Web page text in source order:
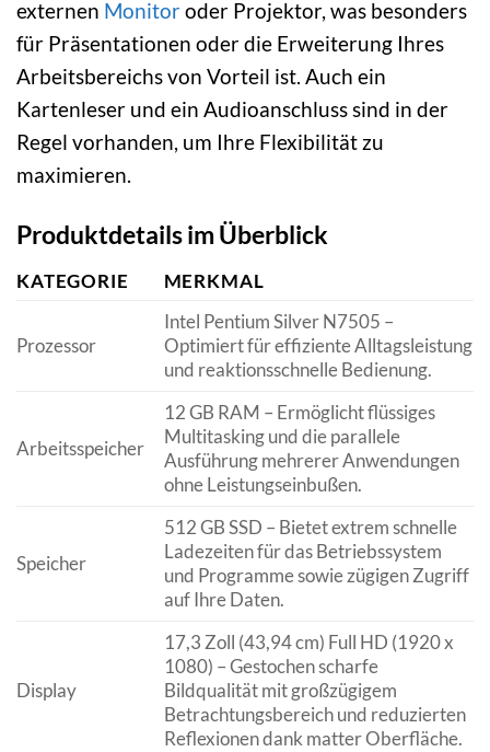
externen Monitoroder Projektor, was besonders
für Präsentationen oder die Erweiterung Ihres
Arbeitsbereichs von Vorteil ist. Auch ein
Kartenleser und ein Audioanschluss sind in der
Regel vorhanden, um Ihre Flexibilität zu
maximieren.
Produktdetails im Überblick
KATEGORIE MERKMAL
Prozessor
Intel Pentium Silver N7505 –
Optimiert für effiziente Alltagsleistung
und reaktionsschnelle Bedienung.
Arbeitsspeicher
12 GB RAM – Ermöglicht flüssiges
Multitasking und die parallele
Ausführung mehrerer Anwendungen
ohne Leistungseinbußen.
Speicher
512 GB SSD – Bietet extrem schnelle
Ladezeiten für das Betriebssystem
und Programme sowie zügigen Zugriff
auf Ihre Daten.
Display
17,3 Zoll (43,94 cm) Full HD (1920 x
1080) – Gestochen scharfe
Bildqualität mit großzügigem
Betrachtungsbereich und reduzierten
Reflexionen dank matter Oberfläche.